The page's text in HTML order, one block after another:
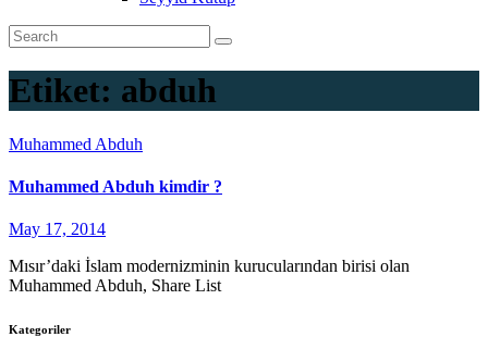
Etiket: abduh
Muhammed Abduh
Muhammed Abduh kimdir ?
May 17, 2014
Mısır’daki İslam modernizminin kurucularından birisi olan
Muhammed Abduh, Share List
Kategoriler